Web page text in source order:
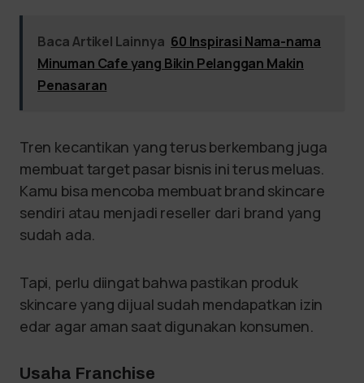
Baca Artikel Lainnya 60 Inspirasi Nama-nama
Minuman Cafe yang Bikin Pelanggan Makin
Penasaran
Tren kecantikan yang terus berkembang juga
membuat target pasar bisnis ini terus meluas.
Kamu bisa mencoba membuat brand skincare
sendiri atau menjadi reseller dari brand yang
sudah ada.
Tapi, perlu diingat bahwa pastikan produk
skincare yang dijual sudah mendapatkan izin
edar agar aman saat digunakan konsumen.
Usaha Franchise